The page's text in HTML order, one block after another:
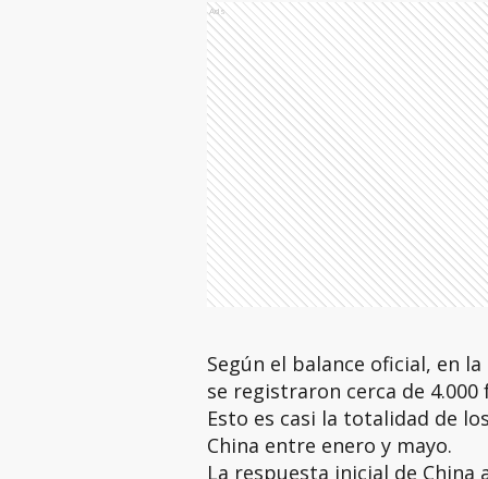
Ads
Según el balance oficial, en
se registraron cerca de
Esto es casi la totalidad de
China entre enero y mayo.
La respuesta inicial de